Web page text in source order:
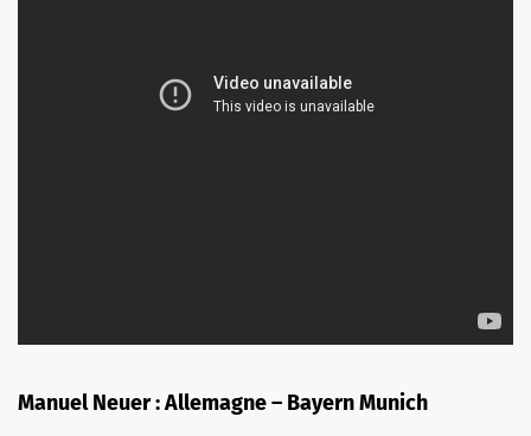
Manuel Neuer : Allemagne – Bayern Munich